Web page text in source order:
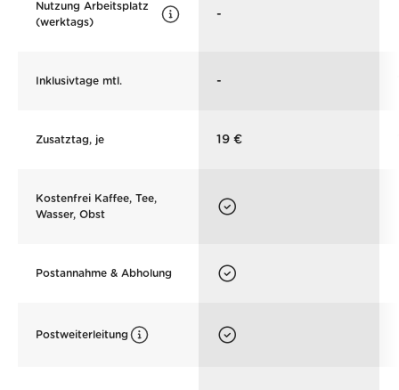
Nutzung Arbeitsplatz
(werktags)
-
Inklusivtage mtl. -
Zusatztag, je 19 €
Kostenfrei Kaffee, Tee,
Wasser, Obst
Postannahme & Abholung
Postweiterleitung